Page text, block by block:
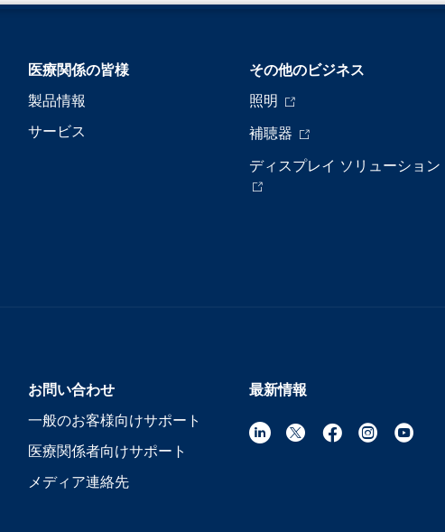
医療関係の皆様
製品情報
サービス
その他のビジネス
照明
補聴器
ディスプレイ ソリューション
お問い合わせ
一般のお客様向けサポート
医療関係者向けサポート
メディア連絡先
最新情報